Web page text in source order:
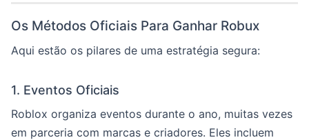
Os Métodos Oficiais Para Ganhar Robux
Aqui estão os pilares de uma estratégia segura:
1. Eventos Oficiais
Roblox organiza eventos durante o ano, muitas vezes
em parceria com marcas e criadores. Eles incluem